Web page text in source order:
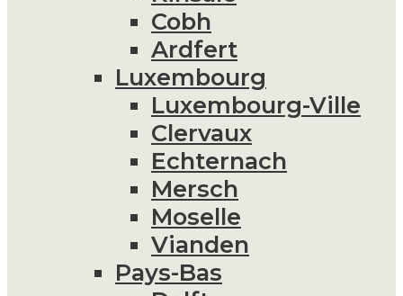
Cobh
Ardfert
Luxembourg
Luxembourg-Ville
Clervaux
Echternach
Mersch
Moselle
Vianden
Pays-Bas